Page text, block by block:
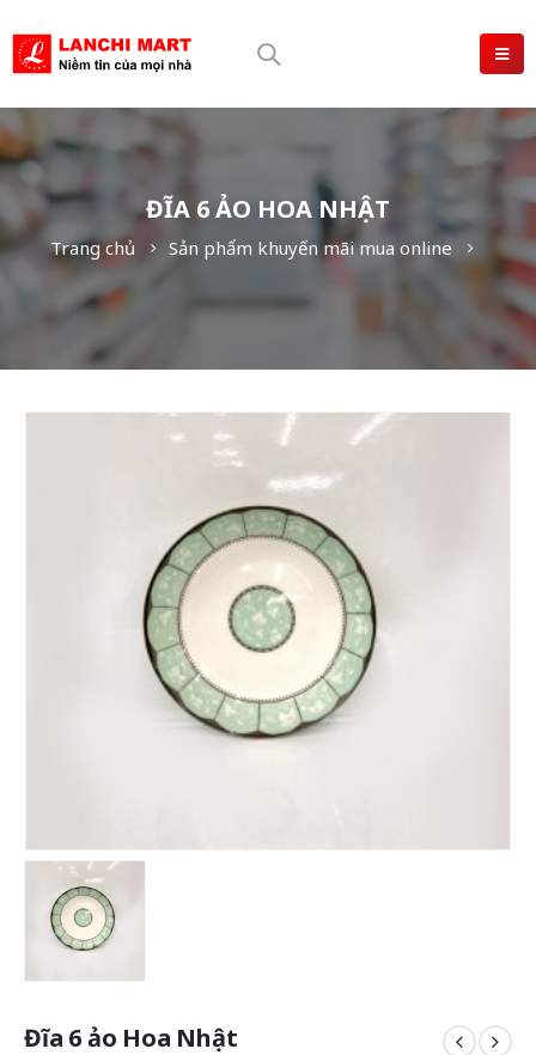
ĐĨA 6 ẢO HOA NHẬT
Trang chủ Sản phẩm khuyến mãi mua online
Đĩa 6 ảo Hoa Nhật